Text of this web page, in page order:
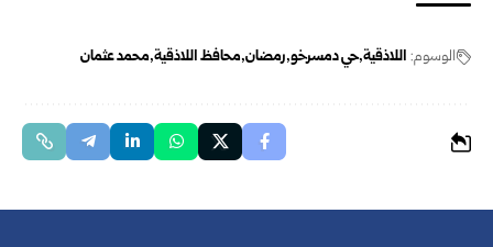
الوسوم: اللاذقية حي دمسرخو رمضان محافظ اللاذقية محمد عثمان